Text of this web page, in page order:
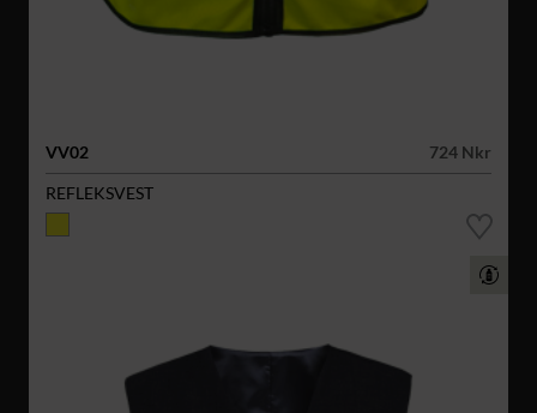
VV02
724 Nkr
REFLEKSVEST